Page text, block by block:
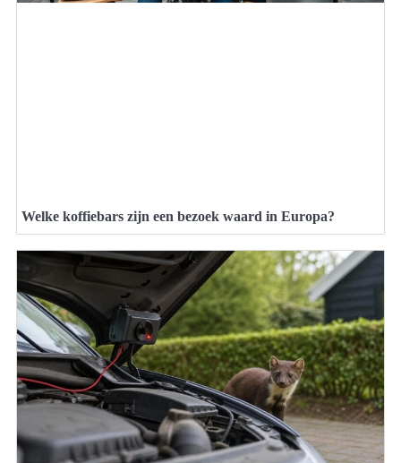
Welke koffiebars zijn een bezoek waard in Europa?